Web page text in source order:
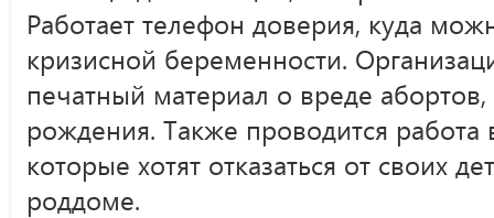
Работает телефон доверия, куда
кризисной беременности.
печатный материал о вреде
рождения. Также проводится
которые хотят отказаться от своих
роддоме.